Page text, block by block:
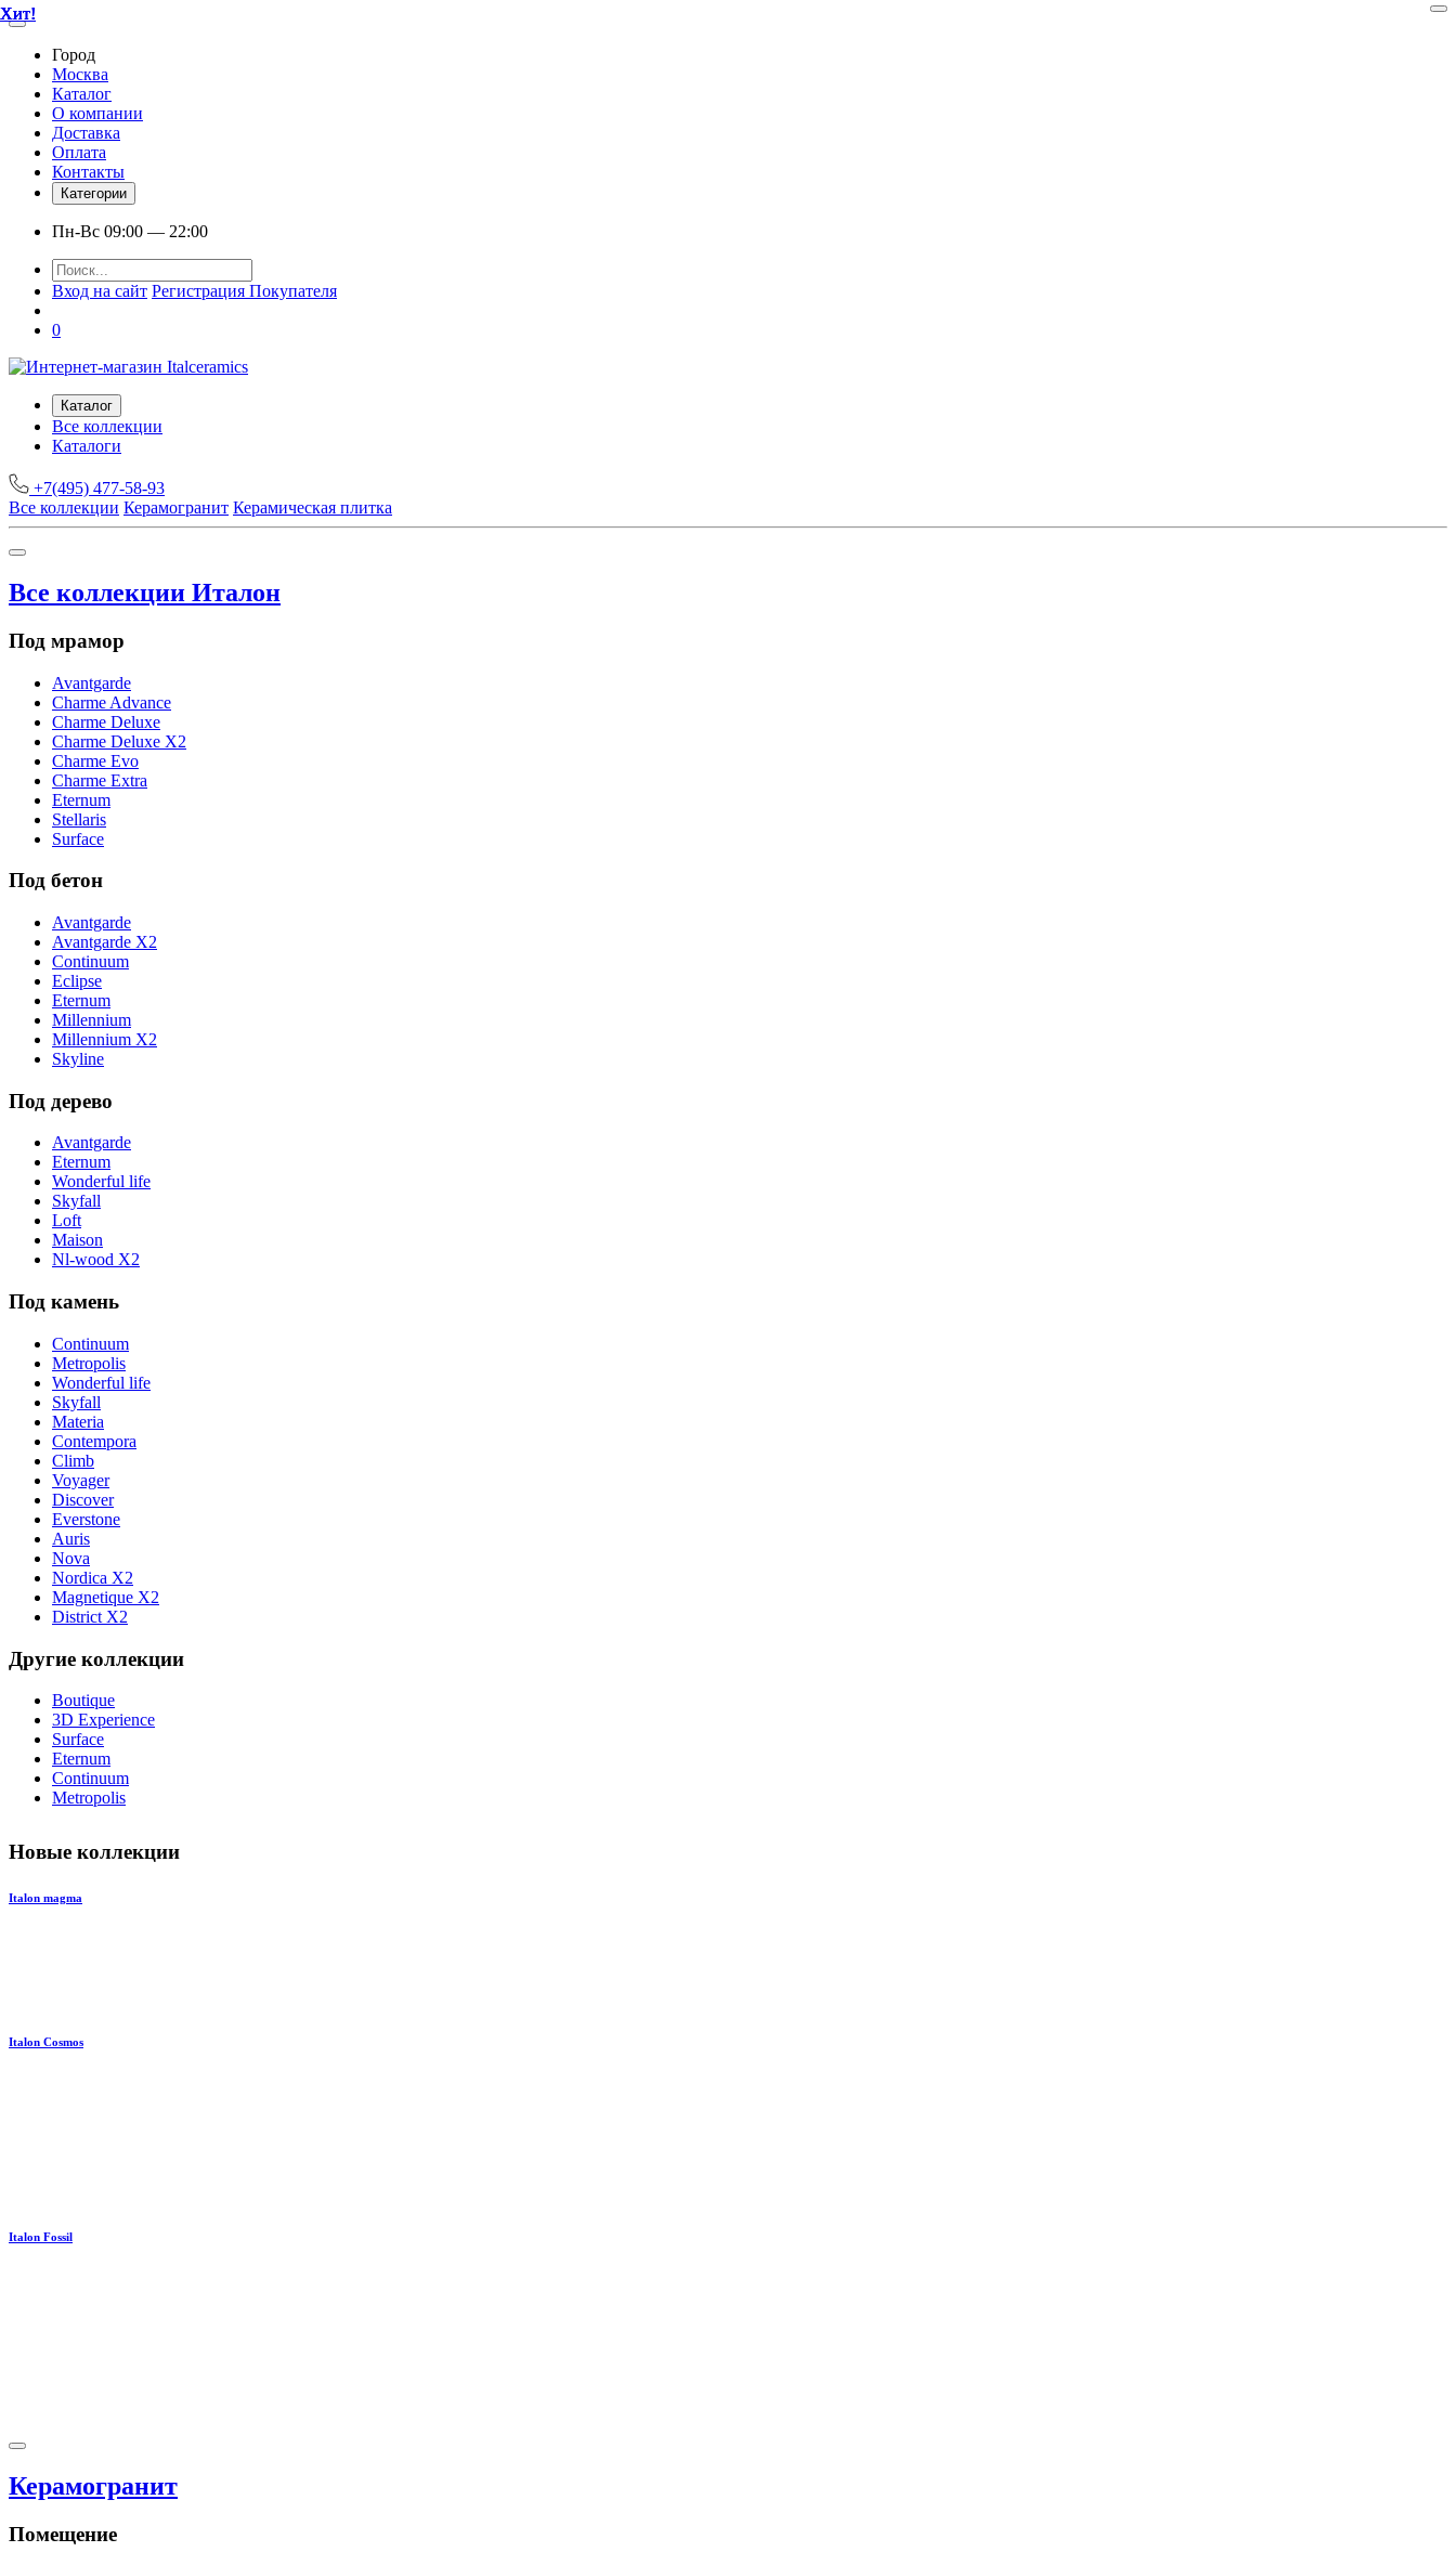
Город
Москва
Каталог
О компании
Доставка
Оплата
Контакты
Категории
Пн-Вс 09:00 — 22:00
Вход на сайт Регистрация Покупателя
0
Каталог
Все коллекции
Каталоги
+7(495) 477-58-93
Все коллекции Керамогранит Керамическая плитка
Все коллекции Италон
Под мрамор
Avantgarde
Charme Advance
Charme Deluxe
Charme Deluxe X2
Charme Evo
Charme Extra
Eternum
Stellaris
Surface
Под бетон
Avantgarde
Avantgarde X2
Continuum
Eclipse
Eternum
Millennium
Millennium X2
Skyline
Под дерево
Avantgarde
Eternum
Wonderful life
Skyfall
Loft
Maison
Nl-wood X2
Под камень
Continuum
Metropolis
Wonderful life
Skyfall
Materia
Contempora
Climb
Voyager
Discover
Everstone
Auris
Nova
Nordica X2
Magnetique X2
District X2
Другие коллекции
Boutique
3D Experience
Surface
Eternum
Continuum
Metropolis
Новые коллекции
Italon magma
Italon Cosmos
Italon Fossil
Керамогранит
Помещение
Хит!
Хит!
Хит!
Хит!
Хит!